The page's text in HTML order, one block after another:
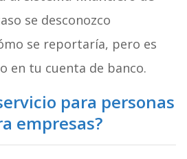
se desconozco
se reportaría, pero es
en tu cuenta de banco.
para personas
empresas?